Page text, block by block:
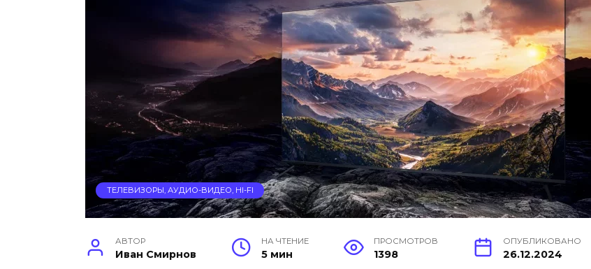
ТЕЛЕВИЗОРЫ, АУДИО-ВИДЕО, HI-FI
АВТОР
Иван Смирнов
НА ЧТЕНИЕ
5 мин
ПРОСМОТРОВ
1398
ОПУБЛИКОВАНО
26.12.2024